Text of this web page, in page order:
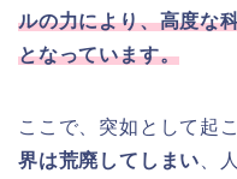
ルの力により、高度な
となっています。
ここで、突如として起
界は荒廃してしまい 、